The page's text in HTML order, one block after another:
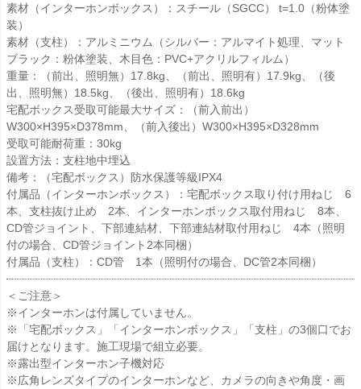
素材（インターホンボックス）：スチール（SGCC） t=1.0（粉体塗
装）
素材（支柱）：アルミニウム（シルバー：アルマイト処理、マット
ブラック：粉体塗装、木目色：PVC+アクリルフィルム）
重量：（前出、照明無）17.8kg、（前出、照明有）17.9kg、（後
出、照明無）18.5kg、（後出、照明有）18.6kg
宅配ボックス受取可能最大サイズ：（前入前出）
W300×H395×D378mm、（前入後出）W300×H395×D328mm
受取可能耐荷重：30kg
設置方法：支柱地中埋込
備考：（宅配ボックス）防水保護等級IPX4
付属品（インターホンボックス）：宅配ボックス取り付け用ねじ 6
本、支柱抜け止め 2本、インターホンボックス取付用ねじ 8本、
CD管ジョイント、下部連結材、下部連結材取付用ねじ 4本（照明
付の場合、CD管ジョイント2本同梱）
付属品（支柱）：CD管 1本（照明付の場合、DC管2本同梱）
＜ご注意＞
※インターホンは付属していません。
※「宅配ボックス」「インターホンボックス」「支柱」の3個口でお
届けとなります。施工現場で組立必要。
※露出型インターホン子機対応
※広角レンズタイプのインターホンなど、カメラの向きや角度・画